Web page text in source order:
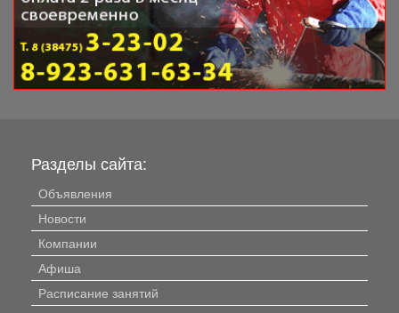
Разделы сайта:
Объявления
Новости
Компании
Афиша
Расписание занятий